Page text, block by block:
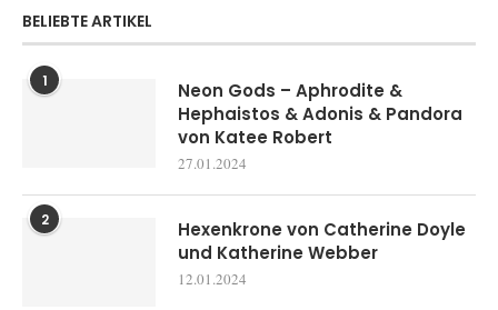
BELIEBTE ARTIKEL
1
Neon Gods – Aphrodite &
Hephaistos & Adonis & Pandora
von Katee Robert
27.01.2024
2
Hexenkrone von Catherine Doyle
und Katherine Webber
12.01.2024